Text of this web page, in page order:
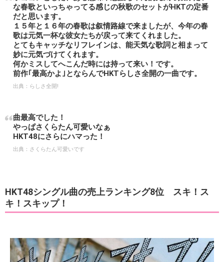
な春歌といっちゃってる感じの秋歌のセットがHKTの定番
だと思います。
１５年と１６年の春歌は叙情路線で来ましたが、今年の春
歌は元気一杯な彼女たちが戻って来てくれました。
とてもキャッチなリフレインは、能天気な歌詞と相まって
妙に元気づけてくれます。
何かミスしてへこんだ時には持って来い！です。
前作｢最高かよ｣とならんでHKTらしさ全開の一曲です。
出典： らしさ全開!
曲最高でした！
やっぱさくらたん可愛いなぁ
HKT48にさらにハマった！
出典： さくらたん可愛いです
HKT48シングル曲の売上ランキング8位 スキ！ス
キ！スキップ！